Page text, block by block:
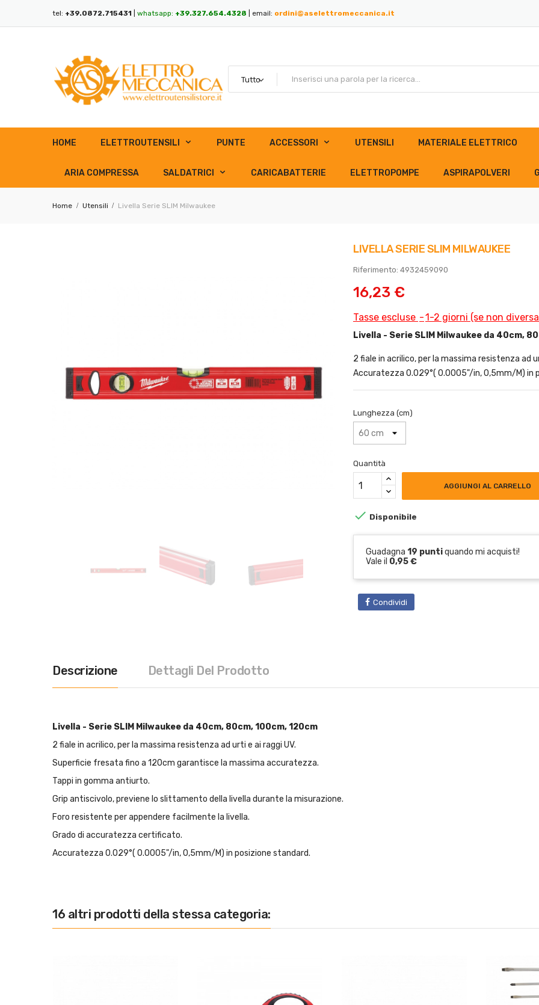
tel: +39.0872.715431 whatsapp: +39.327.654.4328 | email: ordini@aselettromeccanica.it
HOME ELETTROUTENSILI PUNTE ACCESSORI UTENSILI MATERIALE ELETTRICO
ARIA COMPRESSA SALDATRICI CARICABATTERIE ELETTROPOMPE ASPIRAPOLVERI
Home Utensili Livella Serie SLIM Milwaukee
LIVELLA SERIE SLIM MILWAUKEE
Riferimento: 4932459090
16,23 €
Tasse escluse 1-2 giorni (se non
Livella - Serie SLIM Milwaukee da 40cm,
2 fiale in acrilico, per la massima resistenza ad
Accuratezza 0.029°( 0.0005"/in, 0,5mm/M) in
Lunghezza (cm)
Quantità
AGGIUNGI AL CARRELLO
 Disponibile
Guadagna 19 puntiquando mi acquisti!
Vale il 0,95 €
Condividi
Descrizione Dettagli Del Prodotto
Livella - Serie SLIM Milwaukee da 40cm, 80cm, 100cm, 120cm
2 fiale in acrilico, per la massima resistenza ad urti e ai raggi UV.
Superficie fresata fino a 120cm garantisce la massima accuratezza.
Tappi in gomma antiurto.
Grip antiscivolo, previene lo slittamento della livella durante la misurazione.
Foro resistente per appendere facilmente la livella.
Grado di accuratezza certificato.
Accuratezza 0.029°( 0.0005"/in, 0,5mm/M) in posizione standard.
16 altri prodotti della stessa categoria: